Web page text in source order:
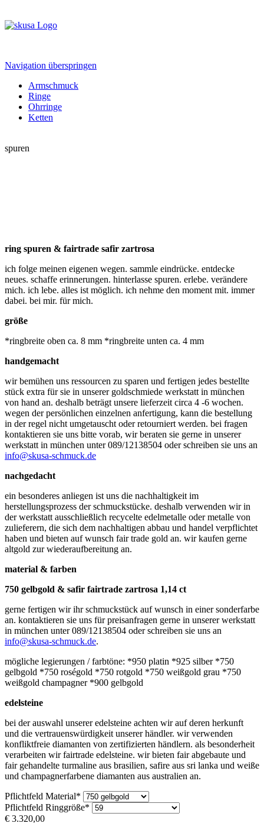
Navigation überspringen
Armschmuck
Ringe
Ohrringe
Ketten
spuren
ring spuren & fairtrade safir zartrosa
ich folge meinen eigenen wegen. sammle eindrücke. entdecke
neues. schaffe erinnerungen. hinterlasse spuren. erlebe. verändere
mich. ich lebe. alles ist möglich. ich nehme den moment mit. immer
dabei. bei mir. für mich.
größe
*ringbreite oben ca. 8 mm *ringbreite unten ca. 4 mm
handgemacht
wir bemühen uns ressourcen zu sparen und fertigen jedes bestellte
stück extra für sie in unserer goldschmiede werkstatt in münchen
von hand an. deshalb beträgt unsere lieferzeit circa 4 -6 wochen.
wegen der persönlichen einzelnen anfertigung, kann die bestellung
in der regel nicht umgetauscht oder retourniert werden. bei fragen
kontaktieren sie uns bitte vorab, wir beraten sie gerne in unserer
werkstatt in münchen unter 089/12138504 oder schreiben sie uns an
info@skusa-schmuck.de
nachgedacht
ein besonderes anliegen ist uns die nachhaltigkeit im
herstellungsprozess der schmuckstücke. deshalb verwenden wir in
der werkstatt ausschließlich recycelte edelmetalle oder metalle von
zulieferern, die sich dem nachhaltigen abbau und handel verpflichtet
haben und bieten auf wunsch fair trade gold an. wir kaufen gerne
altgold zur wiederaufbereitung an.
material & farben
750 gelbgold & safir fairtrade zartrosa 1,14 ct
gerne fertigen wir ihr schmuckstück auf wunsch in einer sonderfarbe
an. kontaktieren sie uns für preisanfragen gerne in unserer werkstatt
in münchen unter 089/12138504 oder schreiben sie uns an
info@skusa-schmuck.de.
mögliche legierungen / farbtöne: *950 platin *925 silber *750
gelbgold *750 roségold *750 rotgold *750 weißgold grau *750
weißgold champagner *900 gelbgold
edelsteine
bei der auswahl unserer edelsteine achten wir auf deren herkunft
und die vertrauenswürdigkeit unserer händler. wir verwenden
konfliktfreie diamanten von zertifizierten händlern. als besonderheit
verarbeiten wir fairtrade edelsteine. wir bieten fair abgebaute und
fair gehandelte turmaline aus brasilien, safire aus sri lanka und weiße
und champagnerfarbene diamanten aus australien an.
Pflichtfeld Material*
Pflichtfeld Ringgröße*
€ 3.320,00